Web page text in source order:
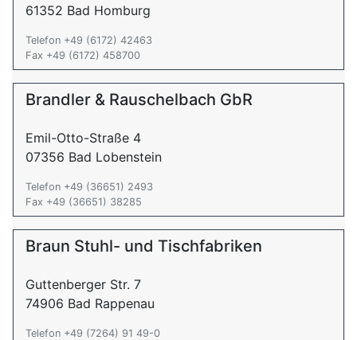
61352 Bad Homburg
Telefon +49 (6172) 42463
Fax +49 (6172) 458700
Brandler & Rauschelbach GbR
Emil-Otto-Straße 4
07356 Bad Lobenstein
Telefon +49 (36651) 2493
Fax +49 (36651) 38285
Braun Stuhl- und Tischfabriken
Guttenberger Str. 7
74906 Bad Rappenau
Telefon +49 (7264) 91 49-0